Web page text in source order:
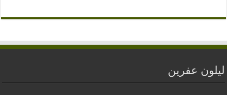
ليلون عفرين